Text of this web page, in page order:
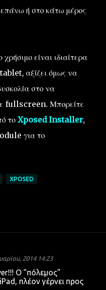
ή στο κάτω μέρος
είναι ιδιαίτερα
αξίζει όμως να
στο να
fullscreen. Μπορείτε
το Xposed Installer,
για το
XPOSED
2014 14:23
Ο "πόλεμος"
πλέον γέρνει προς